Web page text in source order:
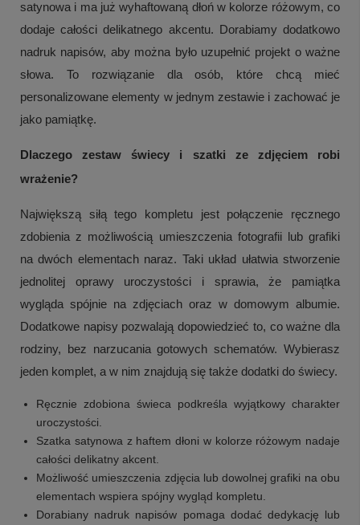
satynowa i ma już wyhaftowaną dłoń w kolorze różowym, co
dodaje całości delikatnego akcentu. Dorabiamy dodatkowo
nadruk napisów, aby można było uzupełnić projekt o ważne
słowa. To rozwiązanie dla osób, które chcą mieć
personalizowane elementy w jednym zestawie i zachować je
jako pamiątkę.
Dlaczego zestaw świecy i szatki ze zdjęciem robi
wrażenie?
Największą siłą tego kompletu jest połączenie ręcznego
zdobienia z możliwością umieszczenia fotografii lub grafiki
na dwóch elementach naraz. Taki układ ułatwia stworzenie
jednolitej oprawy uroczystości i sprawia, że pamiątka
wygląda spójnie na zdjęciach oraz w domowym albumie.
Dodatkowe napisy pozwalają dopowiedzieć to, co ważne dla
rodziny, bez narzucania gotowych schematów. Wybierasz
jeden komplet, a w nim znajdują się także dodatki do świecy.
Ręcznie zdobiona świeca podkreśla wyjątkowy charakter
uroczystości.
Szatka satynowa z haftem dłoni w kolorze różowym nadaje
całości delikatny akcent.
Możliwość umieszczenia zdjęcia lub dowolnej grafiki na obu
elementach wspiera spójny wygląd kompletu.
Dorabiany nadruk napisów pomaga dodać dedykację lub